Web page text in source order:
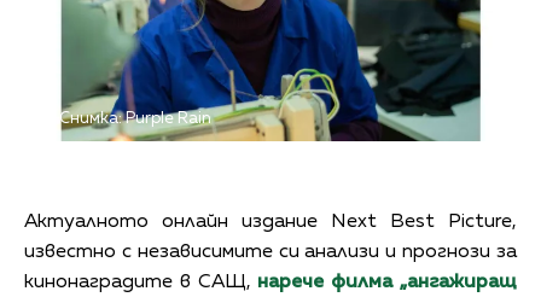
Снимка: Purple Rain
Актуалното онлайн издание Next Best Picture,
известно с независимите си анализи и прогнози за
кинонаградите в САЩ, нарече филма „ангажиращ